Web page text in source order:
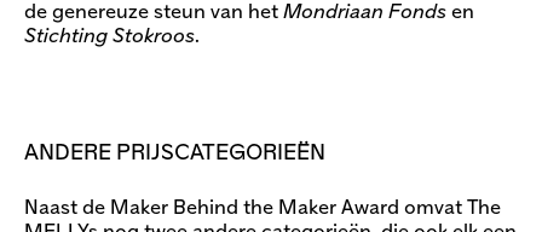
de genereuze steun van het Mondriaan Fonds en
Stichting Stokroos.
ANDERE PRIJSCATEGORIEËN
Naast de Maker Behind the Maker Award omvat The